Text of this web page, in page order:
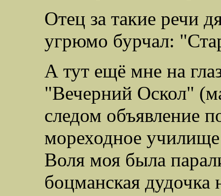
Отец за такие речи
угрюмо бурчал:
А тут ещё мне на
"Вечерний Оскол"
следом объявление
мореходное училище
Воля моя была
боцманская дудочка